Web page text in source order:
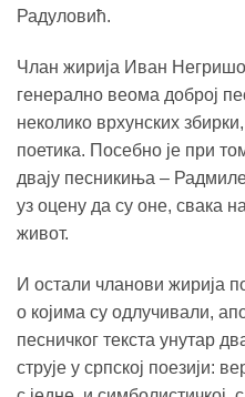
Радуловић.
Члан жирија Иван
генерално веома доброј
неколико врхунских
поетика. Посебно је при
двају песникиња –
уз оцену да су оне, свака
живот.
И остали чланови жирија
о којима су одлучивали,
песничког текста унутар
струје у српској поезији: